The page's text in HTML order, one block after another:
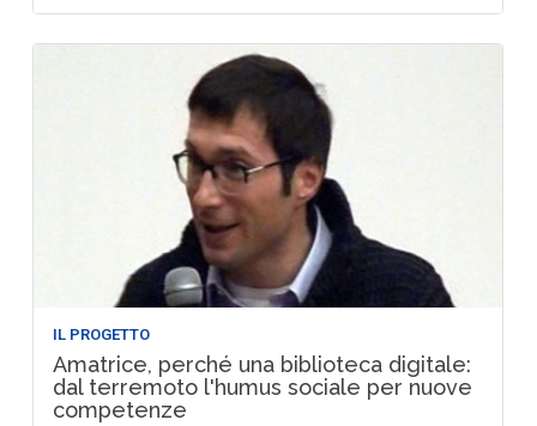
IL PROGETTO
Amatrice, perché una biblioteca digitale:
dal terremoto l'humus sociale per nuove
competenze